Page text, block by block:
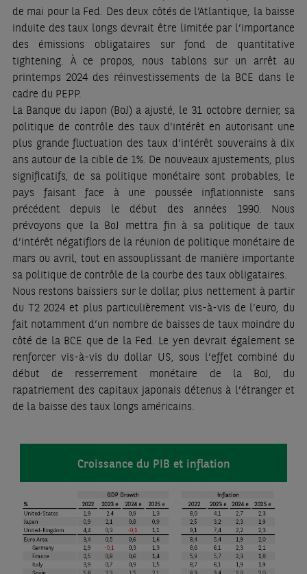
de mai pour la Fed. Des deux côtés de l’Atlantique, la baisse
induite des taux longs devrait être limitée par l’importance
des émissions obligataires sur fond de quantitative
tightening. À ce propos, nous tablons sur un arrêt au
printemps 2024 des réinvestissements de la BCE dans le
cadre du PEPP.
La Banque du Japon (BoJ) a ajusté, le 31 octobre dernier, sa
politique de contrôle des taux d’intérêt en autorisant une
plus grande fluctuation des taux d’intérêt souverains à dix
ans autour de la cible de 1%. De nouveaux ajustements, plus
significatifs, de sa politique monétaire sont probables, le
pays faisant face à une poussée inflationniste sans
précédent depuis le début des années 1990. Nous
prévoyons que la BoJ mettra fin à sa politique de taux
d’intérêt négatiflors de la réunion de politique monétaire de
mars ou avril, tout en assouplissant de manière importante
sa politique de contrôle de la courbe des taux obligataires.
Nous restons baissiers sur le dollar, plus nettement à partir
du T2 2024 et plus particulièrement vis-à-vis de l’euro, du
fait notamment d’un nombre de baisses de taux moindre du
côté de la BCE que de la Fed. Le yen devrait également se
renforcer vis-à-vis du dollar US, sous l’effet combiné du
début de resserrement monétaire de la BoJ, du
rapatriement des capitaux japonais détenus à l’étranger et
de la baisse des taux longs américains.
Croissance du PIB et inflation